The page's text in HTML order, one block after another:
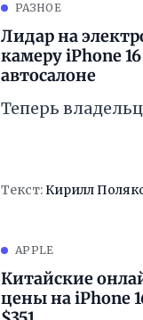
РАЗНОЕ
Лидар на
камеру iPhone
автосалоне
Теперь
Текст: Кирилл
APPLE
Китайские
цены на iPhone